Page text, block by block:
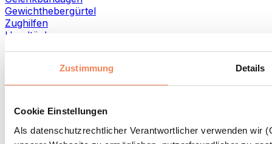
Zustimmung Details
Cookie Einstellungen
Als datenschutzrechtlicher Verantwortlicher verwenden wir
Gewichthebergürtel
Zughilfen
Handtücher
Faszien- und Massagerollen
Weitere Rehabilitationshilfen